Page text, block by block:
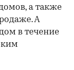
а также
А
в течение